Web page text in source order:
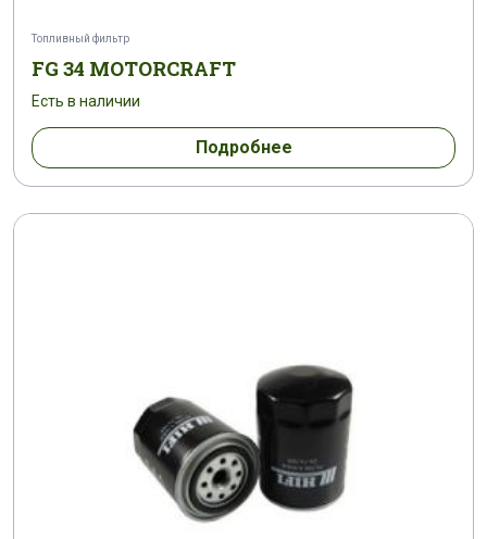
Топливный фильтр
FG 34 MOTORCRAFT
Есть в наличии
Подробнее